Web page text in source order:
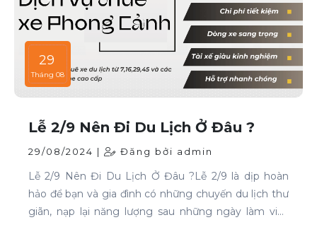
29
Tháng 08
Lễ 2/9 Nên Đi Du Lịch Ở Đâu ?
29/08/2024 | Đăng bởi admin
Lễ 2/9 Nên Đi Du Lịch Ở Đâu ?Lễ 2/9 là dịp hoàn
hảo để bạn và gia đình có những chuyến du lịch thư
giãn, nạp lại năng lượng sau những ngày làm việc